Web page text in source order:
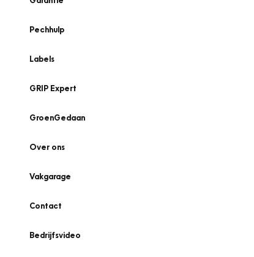
Pechhulp
Labels
GRIP Expert
GroenGedaan
Over ons
Vakgarage
Contact
Bedrijfsvideo